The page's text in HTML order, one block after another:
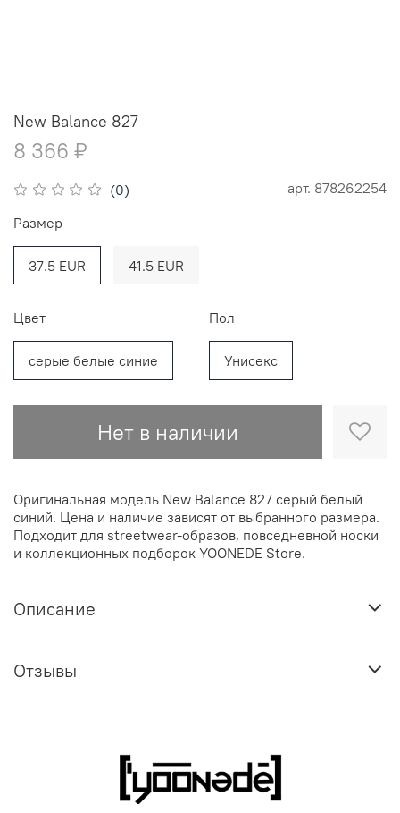
(0) арт. 878262254
New Balance 827
8 366 ₽
Нет в наличии
Размер
37.5 EUR 41.5 EUR
Цвет
серые белые синие
Пол
Унисекс
Оригинальная модель New Balance 827 серый белый
синий. Цена и наличие зависят от выбранного размера.
Подходит для streetwear-образов, повседневной носки
и коллекционных подборок YOONEDE Store.
Описание
Отзывы